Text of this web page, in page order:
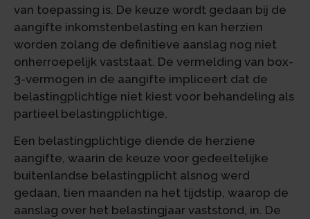
van toepassing is. De keuze wordt gedaan bij de
aangifte inkomstenbelasting en kan herzien
worden zolang de definitieve aanslag nog niet
onherroepelijk vaststaat. De vermelding van box-
3-vermogen in de aangifte impliceert dat de
belastingplichtige niet kiest voor behandeling als
partieel belastingplichtige.
Een belastingplichtige diende de herziene
aangifte, waarin de keuze voor gedeeltelijke
buitenlandse belastingplicht alsnog werd
gedaan, tien maanden na het tijdstip, waarop de
aanslag over het belastingjaar vaststond, in. De